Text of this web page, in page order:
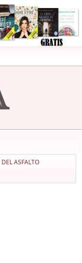
ASFALTO